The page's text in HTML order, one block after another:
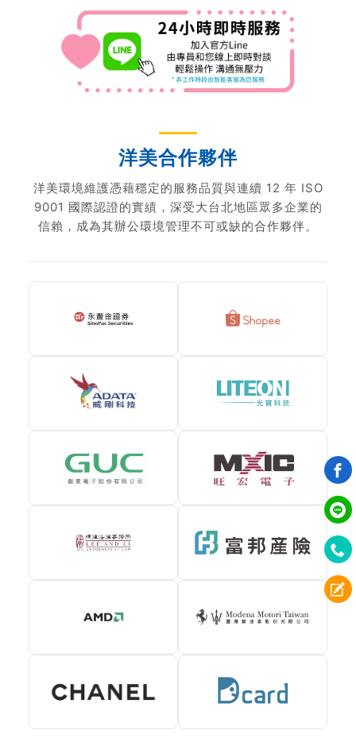
洋美合作夥伴
洋美環境維護憑藉穩定的服務品質與連續 12 年 ISO
9001 國際認證的實績，深受大台北地區眾多企業的
信賴，成為其辦公環境管理不可或缺的合作夥伴。